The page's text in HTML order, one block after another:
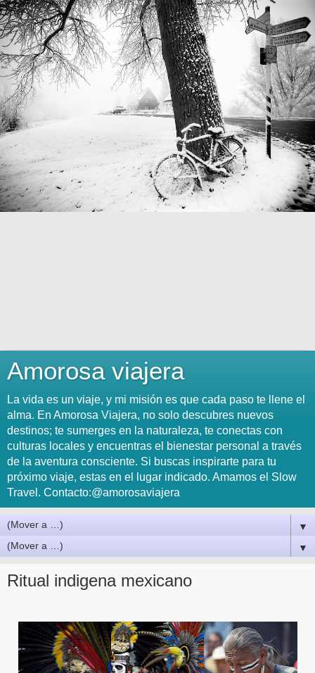
Amorosa viajera
La vida es un viaje, y mi misión es que cada paso te llene el
alma. En Amorosa Viajera, no solo descubres nuevos
destinos; te sumerges en la naturaleza, te conectas con
culturas locales y encuentras el bienestar personal a través
de la aventura consciente. Si buscas inspirarte para tu
próximo viaje, estas en el lugar indicado. Amamos el Slow
Travel. Contacto:@amorosaviajera
▼
▼
Ritual indigena mexicano